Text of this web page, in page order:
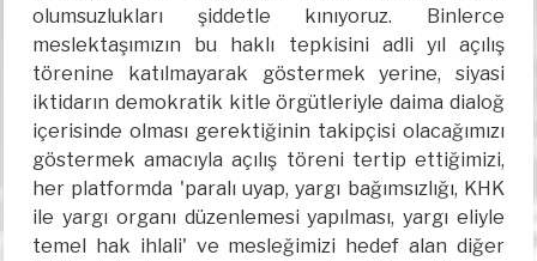
olumsuzlukları şiddetle kınıyoruz. Binlerce
meslektaşımızın bu haklı tepkisini adli yıl açılış
törenine katılmayarak göstermek yerine, siyasi
iktidarın demokratik kitle örgütleriyle daima dialoğ
içerisinde olması gerektiğinin takipçisi olacağımızı
göstermek amacıyla açılış töreni tertip ettiğimizi,
her platformda 'paralı uyap, yargı bağımsızlığı, KHK
ile yargı organı düzenlemesi yapılması, yargı eliyle
temel hak ihlali' ve mesleğimizi hedef alan diğer